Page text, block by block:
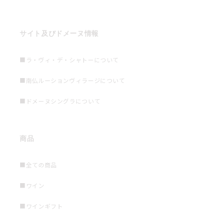
サイト及びドメーヌ情報
■ラ・ヴィ・デ・シャトーについて
■南仏ルーションヴィラージについて
■ドメーヌシングラについて
商品
■全ての商品
■ワイン
■ワインギフト